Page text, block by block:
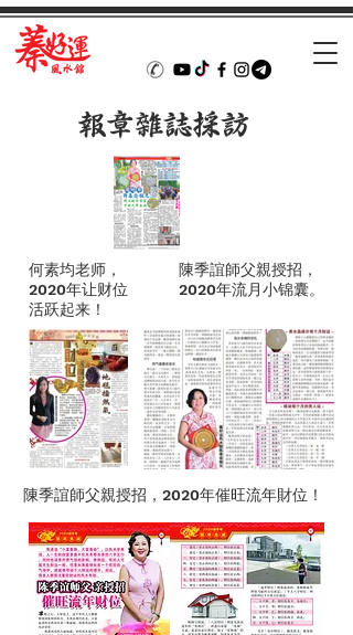
​報章雜誌採訪
何素均老师，
2020年让财位
活跃起来！
​陳季誼師父親授招，
2020年流月小锦囊。
​陳季誼師父親授招，2020年催旺流年財位！